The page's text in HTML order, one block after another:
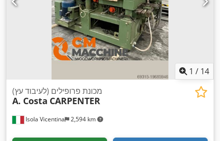
1 / 14
Isola Vicentina 2,594 km
מכונת פרופילים (לעיבוד עץ)
A. Costa CARPENTER